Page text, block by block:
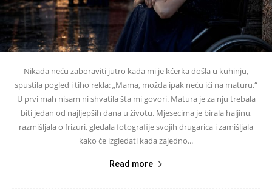
Nikada neću zaboraviti jutro kada mi je kćerka došla u kuhinju,
spustila pogled i tiho rekla: „Mama, možda ipak neću ići na maturu.“
U prvi mah nisam ni shvatila šta mi govori. Matura je za nju trebala
biti jedan od najljepših dana u životu. Mjesecima je birala haljinu,
razmišljala o frizuri, gledala fotografije svojih drugarica i zamišljala
kako će izgledati kada zajedno...
Read more